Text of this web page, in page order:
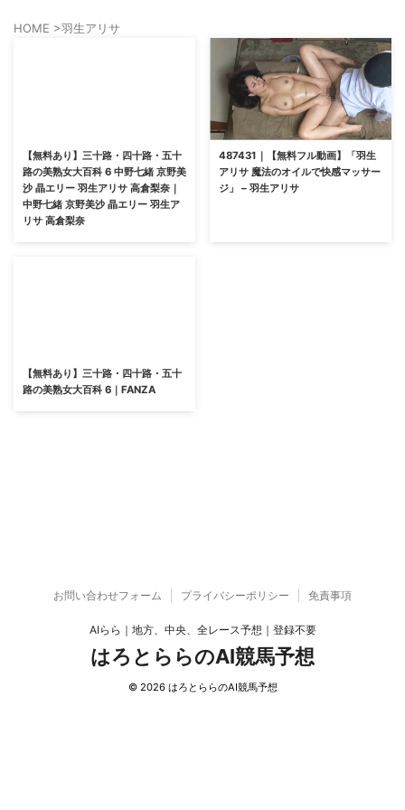
HOME >羽生アリサ
【無料あり】三十路・四十路・五十
路の美熟女大百科 6 中野七緒 京野美
沙 晶エリー 羽生アリサ 高倉梨奈｜
中野七緒 京野美沙 晶エリー 羽生ア
リサ 高倉梨奈
487431｜【無料フル動画】「羽生
アリサ 魔法のオイルで快感マッサー
ジ」 – 羽生アリサ
【無料あり】三十路・四十路・五十
路の美熟女大百科 6｜FANZA
お問い合わせフォーム プライバシーポリシー 免責事項
AIらら｜地方、中央、全レース予想｜登録不要
はろとららのAI競馬予想
© 2026 はろとららのAI競馬予想